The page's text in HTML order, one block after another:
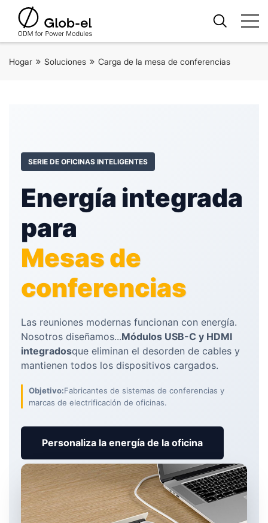
Hogar Soluciones Carga de la mesa de conferencias
SERIE DE OFICINAS INTELIGENTES
Energía integrada
para
Mesas de
conferencias
Las reuniones modernas funcionan con energía.
Nosotros diseñamos...Módulos USB-C y HDMI
integradosque eliminan el desorden de cables y
mantienen todos los dispositivos cargados.
Objetivo:Fabricantes de sistemas de conferencias y
marcas de electrificación de oficinas.
Personaliza la energía de la oficina